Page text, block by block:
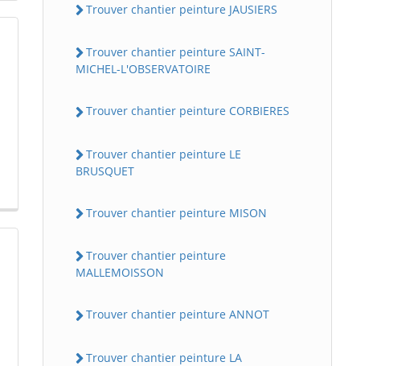
Trouver chantier peinture JAUSIERS
Trouver chantier peinture SAINT-
MICHEL-L'OBSERVATOIRE
Trouver chantier peinture CORBIERES
Trouver chantier peinture LE
BRUSQUET
Trouver chantier peinture MISON
Trouver chantier peinture
MALLEMOISSON
Trouver chantier peinture ANNOT
Trouver chantier peinture LA